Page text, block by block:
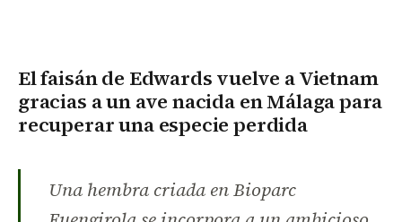
El faisán de Edwards vuelve a Vietnam
gracias a un ave nacida en Málaga para
recuperar una especie perdida
Una hembra criada en Bioparc